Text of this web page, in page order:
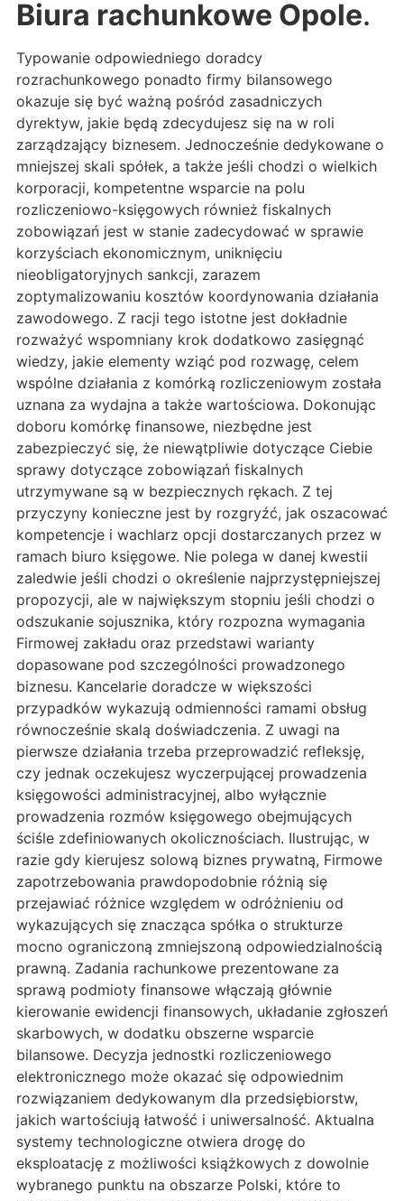
Biura rachunkowe Opole.
Typowanie odpowiedniego doradcy
rozrachunkowego ponadto firmy bilansowego
okazuje się być ważną pośród zasadniczych
dyrektyw, jakie będą zdecydujesz się na w roli
zarządzający biznesem. Jednocześnie dedykowane o
mniejszej skali spółek, a także jeśli chodzi o wielkich
korporacji, kompetentne wsparcie na polu
rozliczeniowo-księgowych również fiskalnych
zobowiązań jest w stanie zadecydować w sprawie
korzyściach ekonomicznym, uniknięciu
nieobligatoryjnych sankcji, zarazem
zoptymalizowaniu kosztów koordynowania działania
zawodowego. Z racji tego istotne jest dokładnie
rozważyć wspomniany krok dodatkowo zasięgnąć
wiedzy, jakie elementy wziąć pod rozwagę, celem
wspólne działania z komórką rozliczeniowym została
uznana za wydajna a także wartościowa. Dokonując
doboru komórkę finansowe, niezbędne jest
zabezpieczyć się, że niewątpliwie dotyczące Ciebie
sprawy dotyczące zobowiązań fiskalnych
utrzymywane są w bezpiecznych rękach. Z tej
przyczyny konieczne jest by rozgryźć, jak oszacować
kompetencje i wachlarz opcji dostarczanych przez w
ramach biuro księgowe. Nie polega w danej kwestii
zaledwie jeśli chodzi o określenie najprzystępniejszej
propozycji, ale w największym stopniu jeśli chodzi o
odszukanie sojusznika, który rozpozna wymagania
Firmowej zakładu oraz przedstawi warianty
dopasowane pod szczególności prowadzonego
biznesu. Kancelarie doradcze w większości
przypadków wykazują odmienności ramami obsług
równocześnie skalą doświadczenia. Z uwagi na
pierwsze działania trzeba przeprowadzić refleksję,
czy jednak oczekujesz wyczerpującej prowadzenia
księgowości administracyjnej, albo wyłącznie
prowadzenia rozmów księgowego obejmujących
ściśle zdefiniowanych okolicznościach. Ilustrując, w
razie gdy kierujesz solową biznes prywatną, Firmowe
zapotrzebowania prawdopodobnie różnią się
przejawiać różnice względem w odróżnieniu od
wykazujących się znacząca spółka o strukturze
mocno ograniczoną zmniejszoną odpowiedzialnością
prawną. Zadania rachunkowe prezentowane za
sprawą podmioty finansowe włączają głównie
kierowanie ewidencji finansowych, układanie zgłoszeń
skarbowych, w dodatku obszerne wsparcie
bilansowe. Decyzja jednostki rozliczeniowego
elektronicznego może okazać się odpowiednim
rozwiązaniem dedykowanym dla przedsiębiorstw,
jakich wartościują łatwość i uniwersalność. Aktualna
systemy technologiczne otwiera drogę do
eksploatację z możliwości książkowych z dowolnie
wybranego punktu na obszarze Polski, które to